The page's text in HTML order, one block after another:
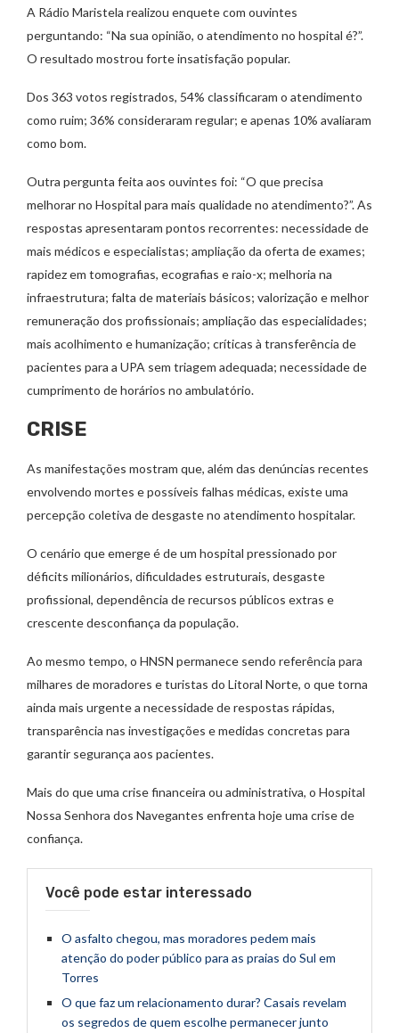
A Rádio Maristela realizou enquete com ouvintes
perguntando: “Na sua opinião, o atendimento no hospital é?”.
O resultado mostrou forte insatisfação popular.
Dos 363 votos registrados, 54% classificaram o atendimento
como ruim; 36% consideraram regular; e apenas 10% avaliaram
como bom.
Outra pergunta feita aos ouvintes foi: “O que precisa
melhorar no Hospital para mais qualidade no atendimento?”. As
respostas apresentaram pontos recorrentes: necessidade de
mais médicos e especialistas; ampliação da oferta de exames;
rapidez em tomografias, ecografias e raio-x; melhoria na
infraestrutura; falta de materiais básicos; valorização e melhor
remuneração dos profissionais; ampliação das especialidades;
mais acolhimento e humanização; críticas à transferência de
pacientes para a UPA sem triagem adequada; necessidade de
cumprimento de horários no ambulatório.
CRISE
As manifestações mostram que, além das denúncias recentes
envolvendo mortes e possíveis falhas médicas, existe uma
percepção coletiva de desgaste no atendimento hospitalar.
O cenário que emerge é de um hospital pressionado por
déficits milionários, dificuldades estruturais, desgaste
profissional, dependência de recursos públicos extras e
crescente desconfiança da população.
Ao mesmo tempo, o HNSN permanece sendo referência para
milhares de moradores e turistas do Litoral Norte, o que torna
ainda mais urgente a necessidade de respostas rápidas,
transparência nas investigações e medidas concretas para
garantir segurança aos pacientes.
Mais do que uma crise financeira ou administrativa, o Hospital
Nossa Senhora dos Navegantes enfrenta hoje uma crise de
confiança.
Você pode estar interessado
O asfalto chegou, mas moradores pedem mais
atenção do poder público para as praias do Sul em
Torres
O que faz um relacionamento durar? Casais revelam
os segredos de quem escolhe permanecer junto